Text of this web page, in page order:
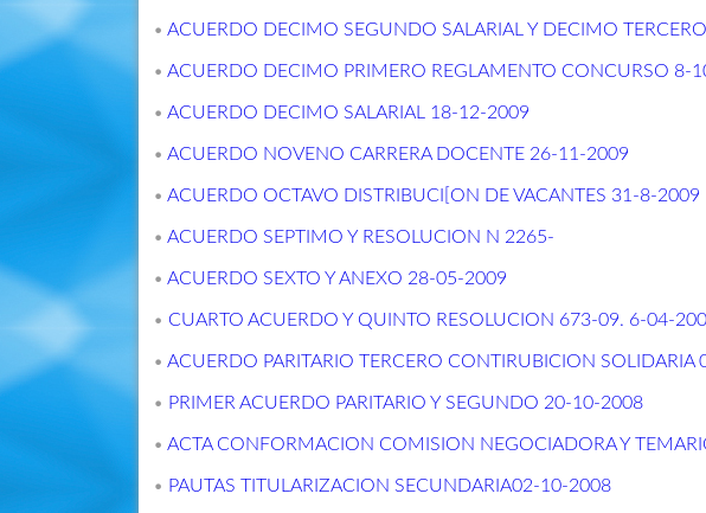
• ACUERDO DECIMO SEGUNDO SALARIAL Y DECIMO
• ACUERDO DECIMO PRIMERO REGLAMENTO CONCURSO 8-
• ACUERDO DECIMO SALARIAL 18-12-2009
• ACUERDO NOVENO CARRERA DOCENTE 26-11-2009
• ACUERDO OCTAVO DISTRIBUCI[ON DE VACANTES 31-8-2009
• ACUERDO SEPTIMO Y RESOLUCION N 2265-
• ACUERDO SEXTO Y ANEXO 28-05-2009
• CUARTO ACUERDO Y QUINTO RESOLUCION 673-09. 6-04-
• ACUERDO PARITARIO TERCERO CONTIRUBICION SOLIDARIA
• PRIMER ACUERDO PARITARIO Y SEGUNDO 20-10-2008
• ACTA CONFORMACION COMISION NEGOCIADORA Y
• PAUTAS TITULARIZACION SECUNDARIA02-10-2008